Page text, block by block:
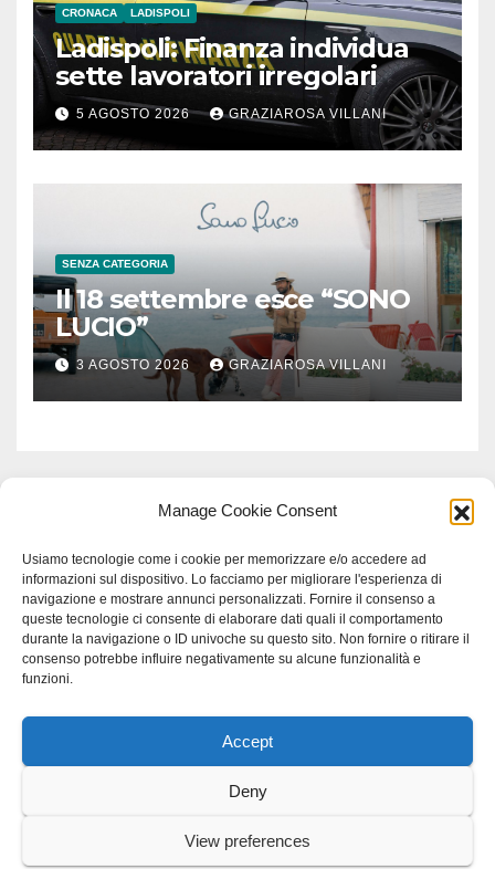
Manage Cookie Consent
Usiamo tecnologie come i cookie per memorizzare e/o accedere ad
informazioni sul dispositivo. Lo facciamo per migliorare l'esperienza di
navigazione e mostrare annunci personalizzati. Fornire il consenso a
queste tecnologie ci consente di elaborare dati quali il comportamento
durante la navigazione o ID univoche su questo sito. Non fornire o ritirare il
consenso potrebbe influire negativamente su alcune funzionalità e
funzioni.
Accept
Deny
View preferences
CRONACA LADISPOLI
Ladispoli: Finanza individua
sette lavoratori irregolari
5 AGOSTO 2026 GRAZIAROSA VILLANI
SENZA CATEGORIA
Il 18 settembre esce “SONO
LUCIO”
3 AGOSTO 2026 GRAZIAROSA VILLANI
Proudly powered by WordPress|Tema: Newspaperex di
Scienzastudio specialistico bracciano